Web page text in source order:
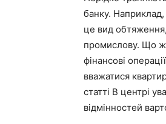
банку. Наприклад,
це вид
промислову. Що ж
фінансові
вважатися
статті В центрі
відмінностей